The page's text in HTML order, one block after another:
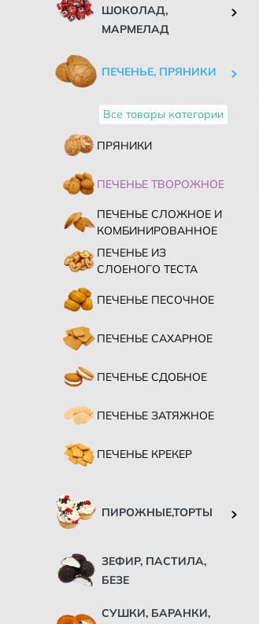
ШОКОЛАД,
МАРМЕЛАД
ПЕЧЕНЬЕ, ПРЯНИКИ
Все товары категории
ПРЯНИКИ
ПЕЧЕНЬЕ ТВОРОЖНОЕ
ПЕЧЕНЬЕ СЛОЖНОЕ И
КОМБИНИРОВАННОЕ
ПЕЧЕНЬЕ ИЗ
СЛОЕНОГО ТЕСТА
ПЕЧЕНЬЕ ПЕСОЧНОЕ
ПЕЧЕНЬЕ САХАРНОЕ
ПЕЧЕНЬЕ СДОБНОЕ
ПЕЧЕНЬЕ ЗАТЯЖНОЕ
ПЕЧЕНЬЕ КРЕКЕР
ПИРОЖНЫЕ,ТОРТЫ
ЗЕФИР, ПАСТИЛА,
БЕЗЕ
СУШКИ, БАРАНКИ,